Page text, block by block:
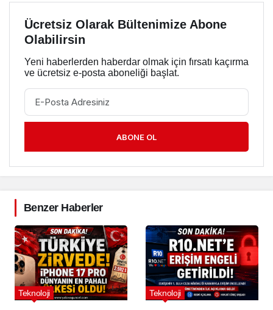
Ücretsiz Olarak Bültenimize Abone
Olabilirsin
Yeni haberlerden haberdar olmak için fırsatı kaçırma
ve ücretsiz e-posta aboneliği başlat.
ABONE OL
Benzer Haberler
Teknoloji Teknoloji